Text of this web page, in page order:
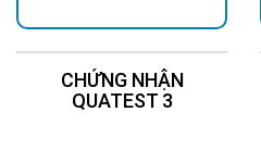
CHỨNG NHẬN
QUATEST 3